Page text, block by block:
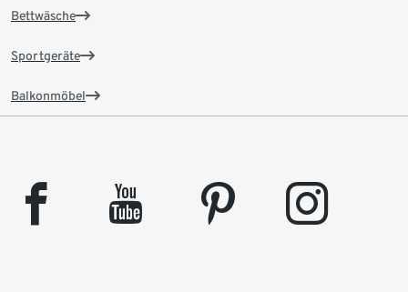
Bettwäsche
Sportgeräte
Balkonmöbel
facebook youtube pinterest instagram